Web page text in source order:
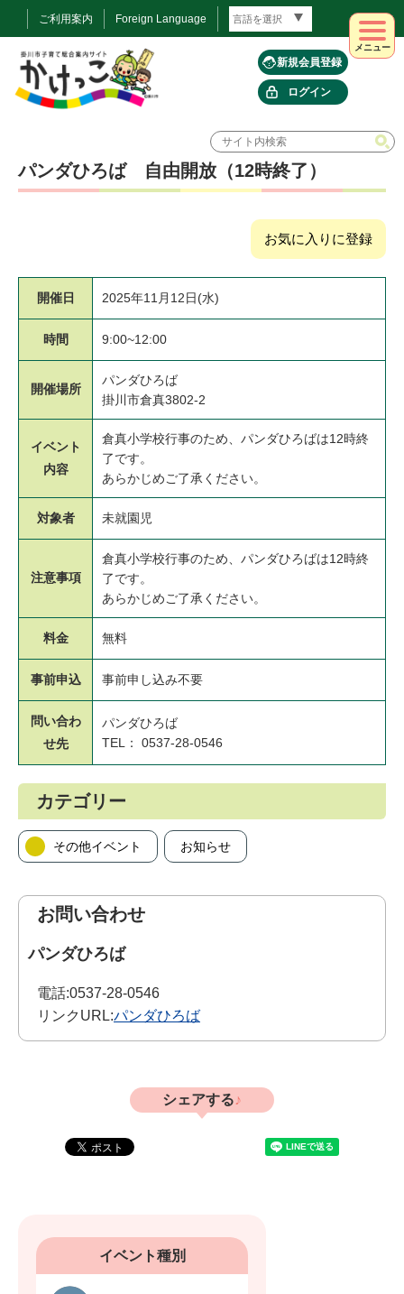
ご利用案内 Foreign Language
新規会員登録
ログイン
メニュー
パンダひろば 自由開放（12時終了）
お気に入りに登録
開催日 2025年11月12日(水)
時間 9:00~12:00
開催場所
パンダひろば
掛川市倉真3802-2
イベント
内容
倉真小学校行事のため、パンダひろばは12時終
了です。
あらかじめご了承ください。
対象者 未就園児
注意事項
倉真小学校行事のため、パンダひろばは12時終
了です。
あらかじめご了承ください。
料金 無料
事前申込 事前申し込み不要
問い合わ
せ先
パンダひろば
TEL： 0537-28-0546
カテゴリー
その他イベント お知らせ
お問い合わせ
パンダひろば
電話:0537-28-0546
リンクURL:パンダひろば
シェアする
イベント種別